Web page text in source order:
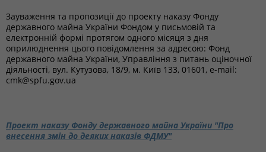
Зауваження та пропозиції до проекту наказу Фонду
державного майна України Фондом у письмовій та
електронній формі протягом одного місяця з дня
оприлюднення цього повідомлення за адресою: Фонд
державного майна України, Управління з питань оціночної
діяльності, вул. Кутузова, 18/9, м. Київ 133, 01601, e-mail:
cmk@spfu.gov.ua
Проект наказу Фонду державного майна України "Про
внесення змін до деяких наказів ФДМУ"